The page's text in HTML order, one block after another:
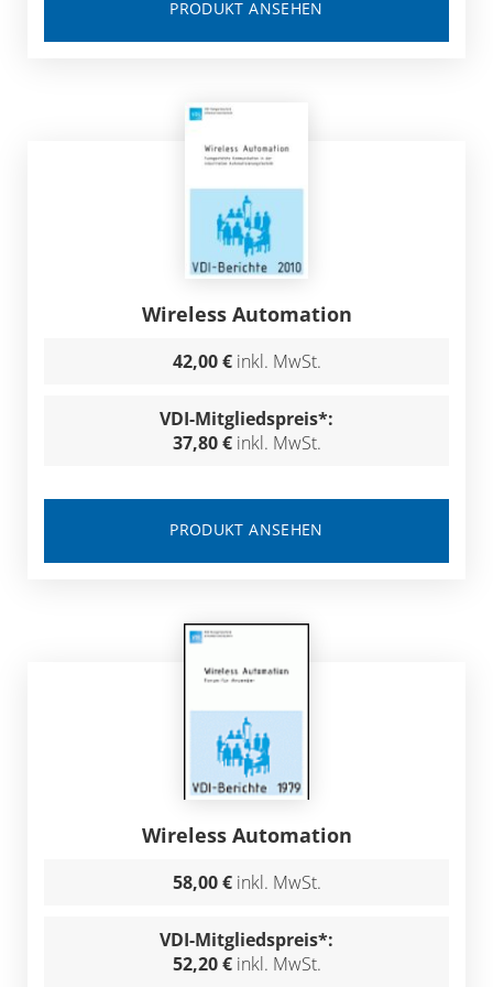
PRODUKT ANSEHEN
Wireless Automation
42,00 € inkl. MwSt.
VDI-Mitgliedspreis*:
37,80 € inkl. MwSt.
PRODUKT ANSEHEN
Wireless Automation
58,00 € inkl. MwSt.
VDI-Mitgliedspreis*:
52,20 € inkl. MwSt.